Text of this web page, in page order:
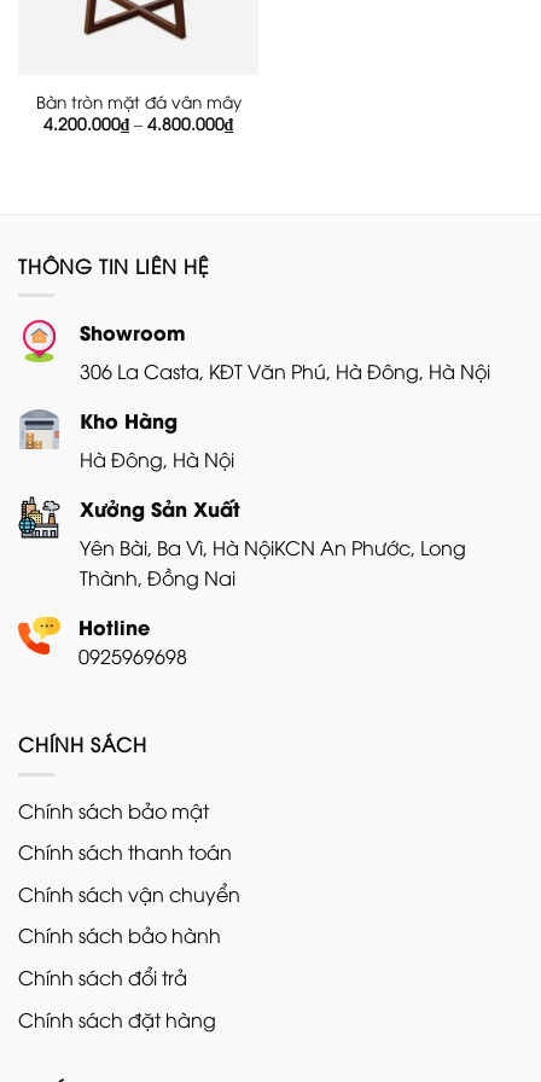
Bàn tròn mặt đá vân mây
4.200.000₫ – 4.800.000₫Khoảng
giá:
THÔNG TIN LIÊN HỆ
Showroom
306 La Casta, KĐT Văn Phú, Hà Đông, Hà Nội
Kho Hàng
Hà Đông, Hà Nội
Xưởng Sản Xuất
Yên Bài, Ba Vì, Hà NộiKCN An Phước, Long
Thành, Đồng Nai
Hotline
0925969698
CHÍNH SÁCH
Chính sách bảo mật
Chính sách thanh toán
Chính sách vận chuyển
Chính sách bảo hành
Chính sách đổi trả
Chính sách đặt hàng